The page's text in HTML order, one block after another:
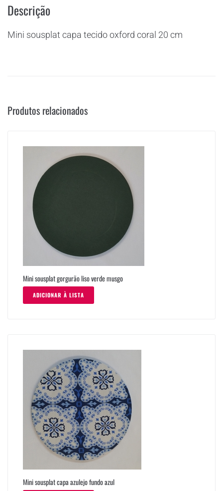
Descrição
Mini sousplat capa tecido oxford coral 20 cm
Produtos relacionados
Mini sousplat gorgurão liso verde musgo
ADICIONAR À LISTA
Mini sousplat capa azulejo fundo azul